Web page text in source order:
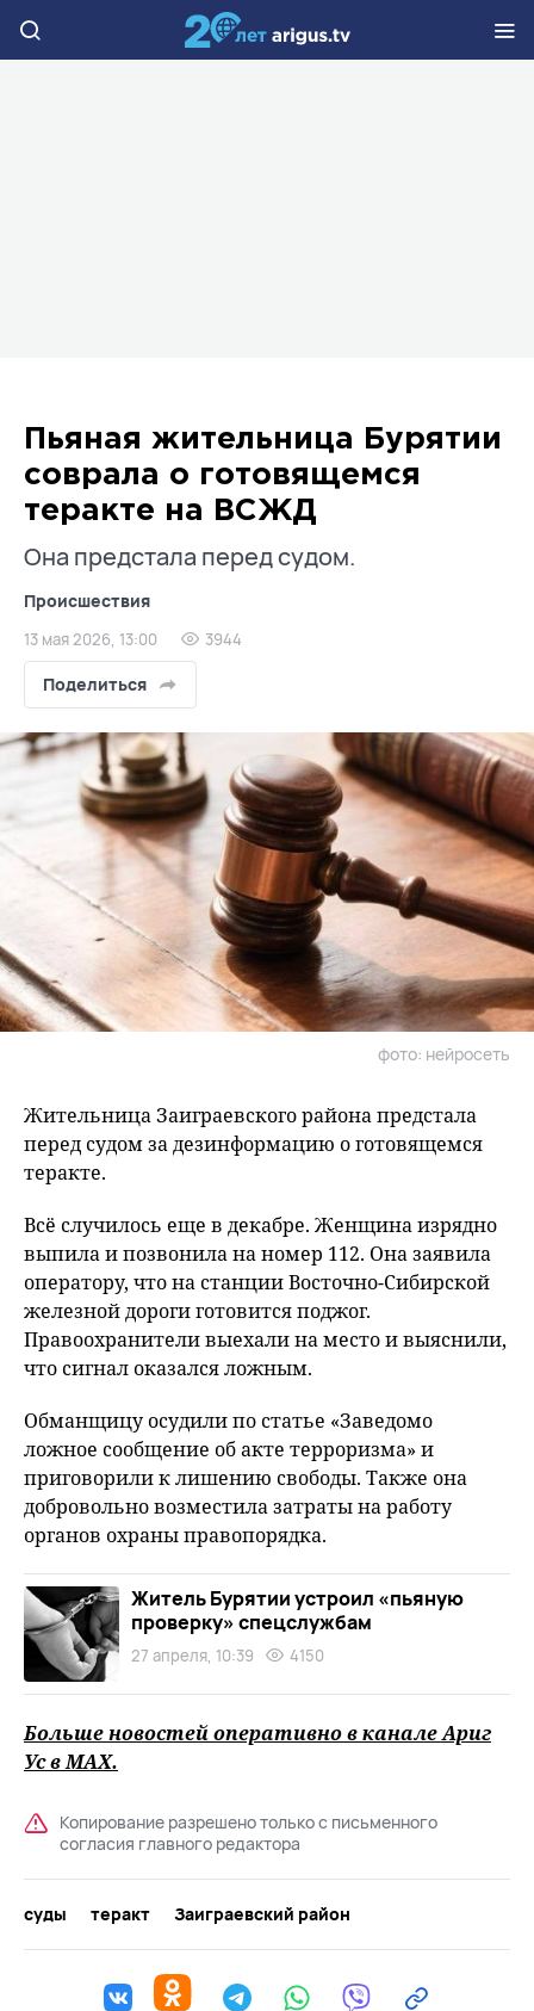
Пьяная жительница Бурятии
соврала о готовящемся
теракте на ВСЖД
Она предстала перед судом.
Происшествия
13 мая 2026, 13:00 3944
Поделиться
фото: нейросеть
Жительница Заиграевского района предстала
перед судом за дезинформацию о готовящемся
теракте.
Всё случилось еще в декабре. Женщина изрядно
выпила и позвонила на номер 112. Она заявила
оператору, что на станции Восточно-Сибирской
железной дороги готовится поджог.
Правоохранители выехали на место и выяснили,
что сигнал оказался ложным.
Обманщицу осудили по статье «Заведомо
ложное сообщение об акте терроризма» и
приговорили к лишению свободы. Также она
добровольно возместила затраты на работу
органов охраны правопорядка.
Житель Бурятии устроил «пьяную
проверку» спецслужбам
27 апреля, 10:39 4150
Больше новостей оперативно в канале Ариг
Ус вMAХ.
Копирование разрешено только с письменного
согласия главного редактора
суды теракт Заиграевский район